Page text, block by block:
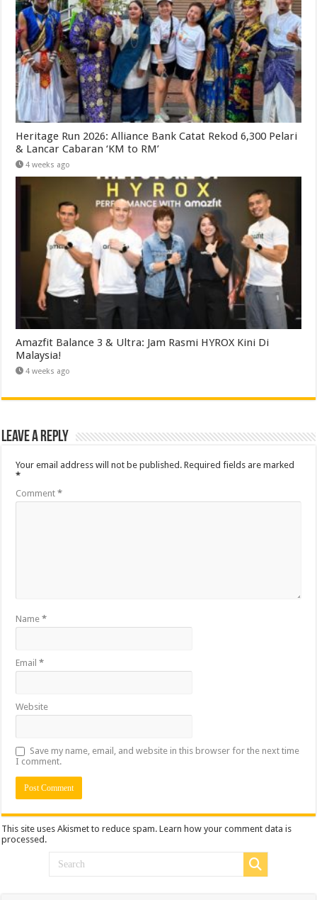
Heritage Run 2026: Alliance Bank Catat Rekod 6,300 Pelari
& Lancar Cabaran ‘KM to RM’
4 weeks ago
Amazfit Balance 3 & Ultra: Jam Rasmi HYROX Kini Di
Malaysia!
4 weeks ago
Leave a Reply
Your email address will not be published. Required fields are marked
*
Comment*
Name*
Email*
Website
Save my name, email, and website in this browser for the next time
I comment.
This site uses Akismet to reduce spam.Learn how your comment data is
processed.